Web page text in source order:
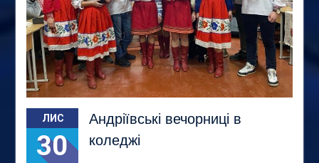
ЛИС
30
Андріївські вечорниці в
коледжі